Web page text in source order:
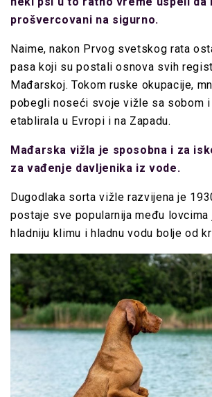
prošvercovani na sigurno.
Naime, nakon Prvog svetskog rata
pasa koji su postali osnova svih
Mađarskoj. Tokom ruske okupacije,
pobegli noseći svoje vižle sa sobom
etablirala u Evropi i na Zapadu.
Mađarska vižla je sposobna i za
za vađenje davljenika iz vode.
Dugodlaka sorta vižle razvijena je
postaje sve popularnija među
hladniju klimu i hladnu vodu bolje od